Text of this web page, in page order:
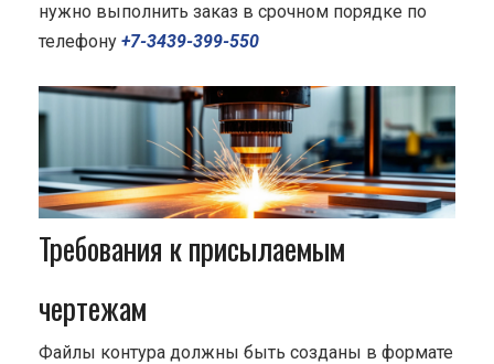
нужно выполнить заказ в срочном порядке по
телефону +7-3439-399-550
Требования к присылаемым
чертежам
Файлы контура должны быть созданы в формате